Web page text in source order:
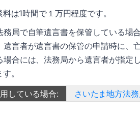
は1時間で１万円程度です。
局で自筆遺言書を保管している場
言者が遺言書の保管の申請時に、
合には、法務局から遺言者が指定
。
している場合:
さいたま地方法